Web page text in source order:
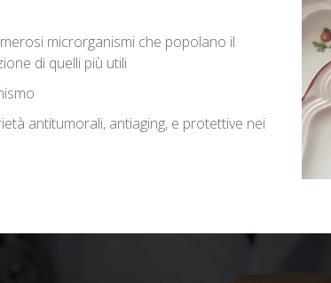
microrganismi che popolano il
di quelli più utili
antitumorali, antiaging, e protettive nei